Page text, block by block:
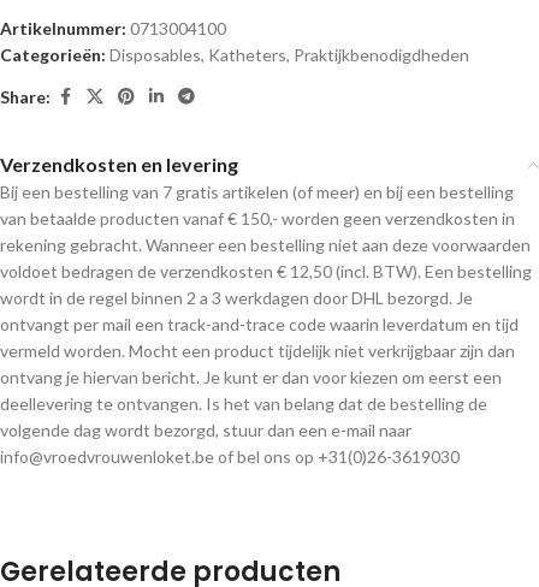
Artikelnummer: 0713004100
Categorieën: Disposables, Katheters, Praktijkbenodigdheden
Share:
Verzendkosten en levering
Bij een bestelling van 7 gratis artikelen (of meer) en bij een bestelling
van betaalde producten vanaf € 150,- worden geen verzendkosten in
rekening gebracht. Wanneer een bestelling niet aan deze voorwaarden
voldoet bedragen de verzendkosten € 12,50 (incl. BTW). Een bestelling
wordt in de regel binnen 2 a 3 werkdagen door DHL bezorgd. Je
ontvangt per mail een track-and-trace code waarin leverdatum en tijd
vermeld worden. Mocht een product tijdelijk niet verkrijgbaar zijn dan
ontvang je hiervan bericht. Je kunt er dan voor kiezen om eerst een
deellevering te ontvangen. Is het van belang dat de bestelling de
volgende dag wordt bezorgd, stuur dan een e-mail naar
info@vroedvrouwenloket.be of bel ons op +31(0)26-3619030
Gerelateerde producten